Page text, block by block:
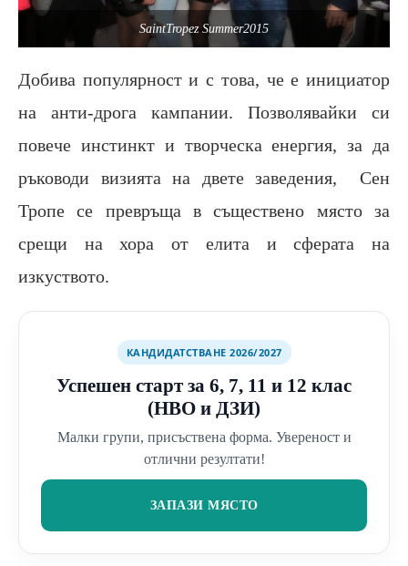
SaintTropez Summer2015
Добива популярност и с това, че е инициатор
на анти-дрога кампании. Позволявайки си
повече инстинкт и творческа енергия, за да
ръководи визията на двете заведения, Сен
Тропе се превръща в съществено място за
срещи на хора от елита и сферата на
изкуството.
КАНДИДАТСТВАНЕ 2026/2027
Успешен старт за 6, 7, 11 и 12 клас
(НВО и ДЗИ)
Малки групи, присъствена форма. Увереност и
отлични резултати!
ЗАПАЗИ МЯСТО